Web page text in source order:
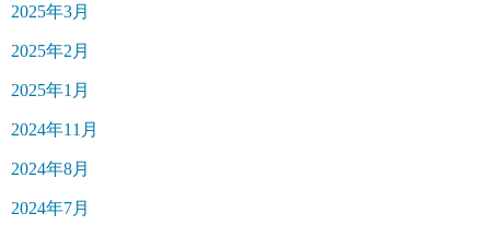
2025年3月
2025年2月
2025年1月
2024年11月
2024年8月
2024年7月